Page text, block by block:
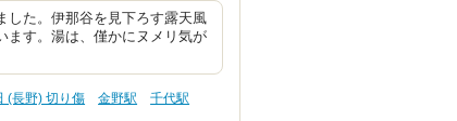
した。伊那谷を見下ろす露天風
ます。湯は、僅かにヌメリ気が
(長野) 切り傷 金野駅
千代駅